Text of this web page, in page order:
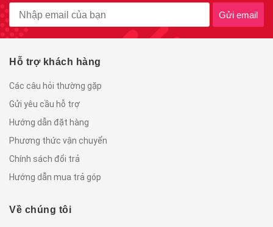
Gửi email
Hỗ trợ khách hàng
Các câu hỏi thường gặp
Gửi yêu cầu hỗ trợ
Hướng dẫn đặt hàng
Phương thức vận chuyển
Chính sách đổi trả
Hướng dẫn mua trả góp
Về chúng tôi